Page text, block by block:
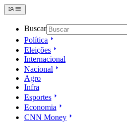
Buscar
Política
Eleições
Internacional
Nacional
Agro
Infra
Esportes
Economia
CNN Money